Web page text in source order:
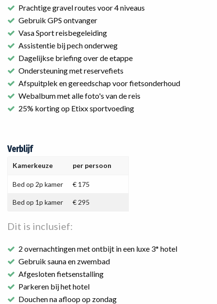
Prachtige gravel routes voor 4 niveaus
Gebruik GPS ontvanger
Vasa Sport reisbegeleiding
Assistentie bij pech onderweg
Dagelijkse briefing over de etappe
Ondersteuning met reservefiets
Afspuitplek en gereedschap voor fietsonderhoud
Webalbum met alle foto's van de reis
25% korting op Etixx sportvoeding
Verblijf
Kamerkeuze per persoon
Bed op 2p kamer € 175
Bed op 1p kamer € 295
Dit is inclusief:
2 overnachtingen met ontbijt in een luxe 3* hotel
Gebruik sauna en zwembad
Afgesloten fietsenstalling
Parkeren bij het hotel
Douchen na afloop op zondag